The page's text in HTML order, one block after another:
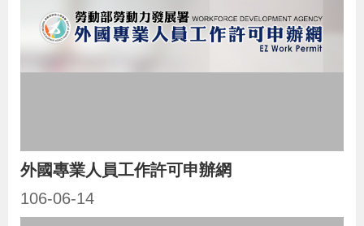
外國專業人員工作許可申辦網
106-06-14